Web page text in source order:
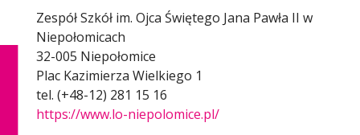
Zespół Szkół im. Ojca Świętego Jana Pawła II w
Niepołomicach
32-005 Niepołomice
Plac Kazimierza Wielkiego 1
tel. (+48-12) 281 15 16
https://www.lo-niepolomice.pl/